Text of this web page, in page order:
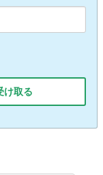
け取る